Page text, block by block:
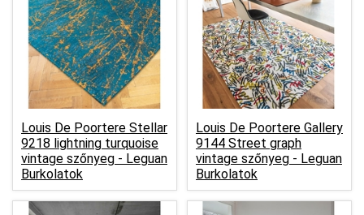
Louis De Poortere Stellar
9218 lightning turquoise
vintage szőnyeg - Leguan
Burkolatok
Louis De Poortere Gallery
9144 Street graph
vintage szőnyeg - Leguan
Burkolatok